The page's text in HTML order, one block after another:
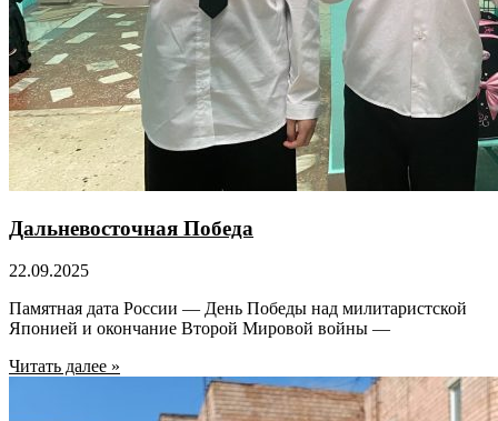
Дальневосточная Победа
22.09.2025
Памятная дата России — День Победы над милитаристской
Японией и окончание Второй Мировой войны —
Читать далее »